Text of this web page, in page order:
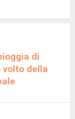
di
della